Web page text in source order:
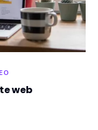
web